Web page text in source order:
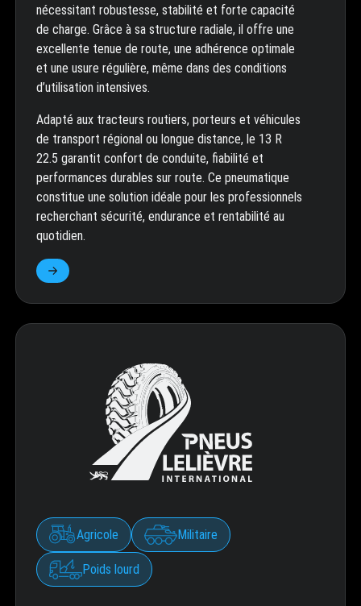
nécessitant robustesse, stabilité et forte capacité
de charge. Grâce à sa structure radiale, il offre une
excellente tenue de route, une adhérence optimale
et une usure régulière, même dans des conditions
d’utilisation intensives.
Adapté aux tracteurs routiers, porteurs et véhicules
de transport régional ou longue distance, le 13 R
22.5 garantit confort de conduite, fiabilité et
performances durables sur route. Ce pneumatique
constitue une solution idéale pour les professionnels
recherchant sécurité, endurance et rentabilité au
quotidien.
Agricole Militaire
Poids lourd